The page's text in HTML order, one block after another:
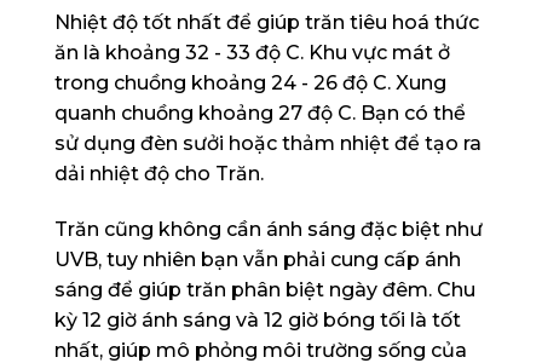
Nhiệt độ tốt nhất để giúp trăn tiêu hoá thức
ăn là khoảng 32 - 33 độ C. Khu vực mát ở
trong chuồng khoảng 24 - 26 độ C. Xung
quanh chuồng khoảng 27 độ C. Bạn có thể
sử dụng đèn sưởi hoặc thảm nhiệt để tạo ra
dải nhiệt độ cho Trăn.
Trăn cũng không cần ánh sáng đặc biệt như
UVB, tuy nhiên bạn vẫn phải cung cấp ánh
sáng để giúp trăn phân biệt ngày đêm. Chu
kỳ 12 giờ ánh sáng và 12 giờ bóng tối là tốt
nhất, giúp mô phỏng môi trường sống của